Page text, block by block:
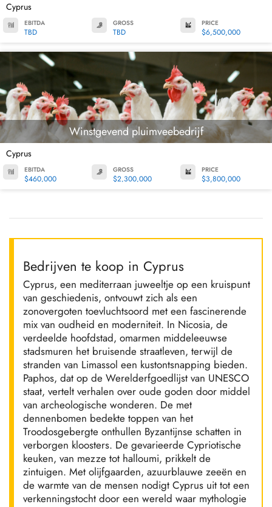
Cyprus
EBITDA
TBD
GROSS
TBD
PRICE
$6,500,000
Winstgevend pluimveebedrijf
Cyprus
EBITDA
$460,000
GROSS
$2,300,000
PRICE
$3,800,000
Bedrijven te koop in Cyprus
Cyprus, een mediterraan juweeltje op een kruispunt
van geschiedenis, ontvouwt zich als een
zonovergoten toevluchtsoord met een fascinerende
mix van oudheid en moderniteit. In Nicosia, de
verdeelde hoofdstad, omarmen middeleeuwse
stadsmuren het bruisende straatleven, terwijl de
stranden van Limassol een kustontsnapping bieden.
Paphos, dat op de Werelderfgoedlijst van UNESCO
staat, vertelt verhalen over oude goden door middel
van archeologische wonderen. De met
dennenbomen bedekte toppen van het
Troodosgebergte onthullen Byzantijnse schatten in
verborgen kloosters. De gevarieerde Cypriotische
keuken, van mezze tot halloumi, prikkelt de
zintuigen. Met olijfgaarden, azuurblauwe zeeën en
de warmte van de mensen nodigt Cyprus uit tot een
verkenningstocht door een wereld waar mythologie